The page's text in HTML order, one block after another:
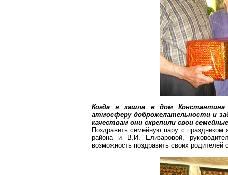
Когда я зашла в дом
атмосферу доброжелательности и
качествам они скрепили свои
Поздравить семейную пару с
района и В.И. Елизаровой,
возможность поздравить своих